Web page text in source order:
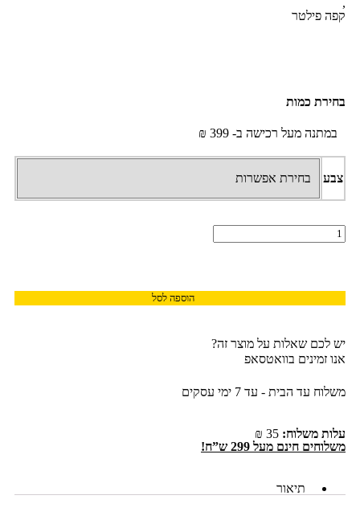
,
קפה פילטר
במתנה מעל רכישה ב- 399 ₪
צבע
הוספה לסל
יש לכם שאלות על מוצר זה?
אנו זמינים בוואטסאפ
משלוח עד הבית - עד 7 ימי עסקים
עלות משלוח:
משלוחים חינם מעל 299 ש”ח!
תיאור